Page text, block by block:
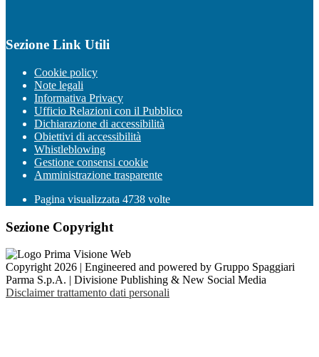
Sezione Link Utili
Cookie policy
Note legali
Informativa Privacy
Ufficio Relazioni con il Pubblico
Dichiarazione di accessibilità
Obiettivi di accessibilità
Whistleblowing
Gestione consensi cookie
Amministrazione trasparente
Pagina visualizzata 4738 volte
Sezione Copyright
Copyright 2026 | Engineered and powered by Gruppo Spaggiari
Parma S.p.A. | Divisione Publishing & New Social Media
Disclaimer trattamento dati personali